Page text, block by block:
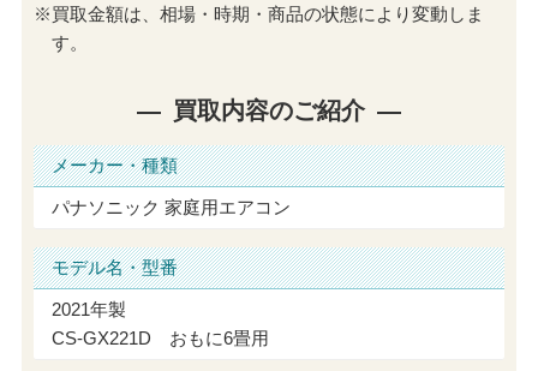
※買取金額は、相場・時期・商品の状態により変動しま
す。
買取内容のご紹介
メーカー・種類
パナソニック 家庭用エアコン
モデル名・型番
2021年製
CS-GX221D おもに6畳用